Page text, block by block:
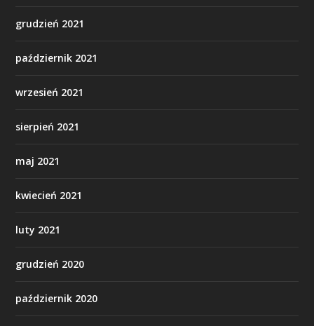
grudzień 2021
październik 2021
wrzesień 2021
sierpień 2021
maj 2021
kwiecień 2021
luty 2021
grudzień 2020
październik 2020